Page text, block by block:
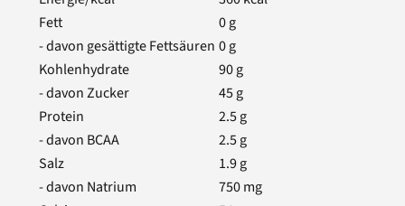
Fett
0g
- davon gesättigte Fettsäuren 0g
Kohlenhydrate
90g
- davon Zucker
45g
Protein
2.5g
- davon BCAA
2.5g
Salz
1.9g
- davon Natrium
750mg